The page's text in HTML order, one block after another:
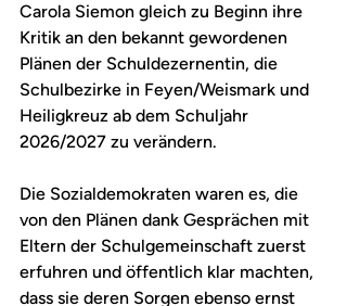
Carola Siemon gleich zu Beginn ihre
Kritik an den bekannt gewordenen
Plänen der Schuldezernentin, die
Schulbezirke in Feyen/Weismark und
Heiligkreuz ab dem Schuljahr
2026/2027 zu verändern.
Die Sozialdemokraten waren es, die
von den Plänen dank Gesprächen mit
Eltern der Schulgemeinschaft zuerst
erfuhren und öffentlich klar machten,
dass sie deren Sorgen ebenso ernst